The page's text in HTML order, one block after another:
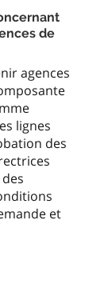
de
agences
lignes
des
et